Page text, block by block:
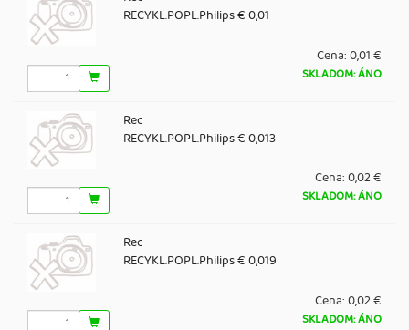
RECYKL.POPL.Philips € 0,01
Cena:0,01 €
SKLADOM: ÁNO
Rec
RECYKL.POPL.Philips € 0,013
Cena:0,02 €
SKLADOM: ÁNO
Rec
RECYKL.POPL.Philips € 0,019
Cena:0,02 €
SKLADOM: ÁNO